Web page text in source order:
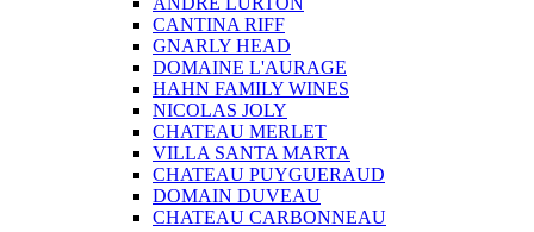
CANTINA RIFF
GNARLY HEAD
DOMAINE L'AURAGE
HAHN FAMILY WINES
NICOLAS JOLY
CHATEAU MERLET
VILLA SANTA MARTA
CHATEAU PUYGUERAUD
DOMAIN DUVEAU
CHATEAU CARBONNEAU